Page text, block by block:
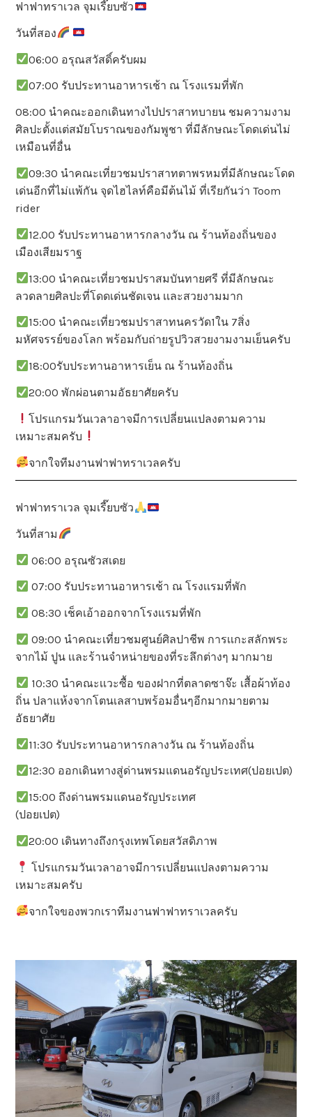
ฟาฟาทราเวล จุมเรี๊ยบซัว
วันที่สอง
06:00 อรุณสวัสดิ์ครับผม
07:00 รับประทานอาหารเช้า ณ โรงเเรมที่พัก
08:00 นำคณะออกเดินทางไปปราสาทบายน ชมความงาม
ศิลปะตั้งเเต่สมัยโบราณของกัมพูชา ที่มีลักษณะโดดเด่นไม่
เหมือนที่อื่น
09:30 นำคณะเที่ยวชมปราสาทตาพรหมที่มีลักษณะโดด
เด่นอีกที่ไม่เเพ้กัน จุดไฮไลท์คือมีต้นไม้ ที่เรียกันว่า Toom
rider
12.00 รับประทานอาหารกลางวัน ณ ร้านท้องถิ่นของ
เมืองเสียมราฐ
13:00 นำคณะเที่ยวชมปราสมบันทายศรี ที่มีลักษณะ
ลวดลายศิลปะที่โดดเด่นชัดเจน เเละสวยงามมาก
15:00 นำคณะเที่ยวชมปราสาทนครวัด1ใน 7สิ่ง
มหัศจรรย์ของโลก พร้อมกับถ่ายรูปวิวสวยงามงามเย็นครับ
18:00รับประทานอาหารเย็น ณ ร้านท้องถิ่น
20:00 พักผ่อนตามอัธยาศัยครับ
โปรแกรมวันเวลาอาจมีการเปลี่ยนแปลงตามความ
เหมาะสมครับ
จากใจทีมงานฟาฟาทราเวลครับ
ฟาฟาทราเวล จุมเรี๊ยบซัว
วันที่สาม
06:00 อรุณซัวสเดย
07:00 รับประทานอาหารเช้า ณ โรงเเรมที่พัก
08:30 เช็คเอ้าออกจากโรงเเรมที่พัก
09:00 นำคณะเที่ยวชมศูนย์ศิลปาชีพ การเเกะสลักพระ
จากไม้ ปูน เเละร้านจำหน่ายของที่ระลึกต่างๆ มากมาย
10:30 นำคณะเเวะซื้อ ของฝากที่ตลาดซาจ๊ะ เสื้อผ้าท้อง
ถิ่น ปลาแห้งจากโตนเลสาบพร้อมอื่นๆอีกมากมายตาม
อัธยาศัย
11:30 รับประทานอาหารกลางวัน ณ ร้านท้องถิ่น
12:30 ออกเดินทางสู่ด่านพรมแดนอรัญประเทศ(ปอยเปต)
15:00 ถึงด่านพรมแดนอรัญประเทศ
(ปอยเปต)
20:00 เดินทางถึงกรุงเทพโดยสวัสดิภาพ
โปรแกรมวันเวลาอาจมีการเปลี่ยนแปลงตามความ
เหมาะสมครับ
จากใจของพวกเราทีมงานฟาฟาทราเวลครับ